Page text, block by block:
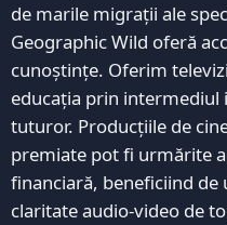
de marile migrații ale
Geographic Wild oferă
cunoștințe. Oferim
educația prin intermediul
tuturor. Producțiile de
premiate pot fi urmărite
financiară, beneficiind de
claritate audio-video de